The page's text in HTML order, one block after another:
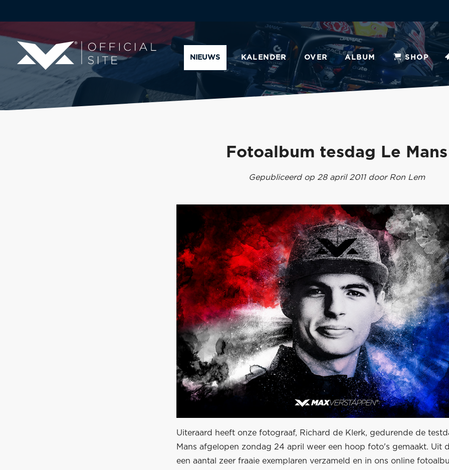
NIEUWS KALENDER OVER ALBUM SHOP
Fotoalbum tesdag Le Mans
Gepubliceerd op 28 april 2011 door Ron Lem
Uiteraard heeft onze fotograaf, Richard de Klerk, gedurende de
Mans afgelopen zondag 24 april weer een hoop foto's gemaakt. Uit
een aantal zeer fraaie exemplaren verzameld en in ons online